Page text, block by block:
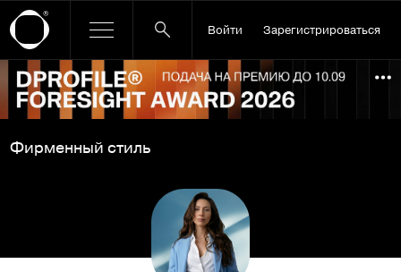
Войти Зарегистрироваться
Ссылка баннера
Фирменный стиль